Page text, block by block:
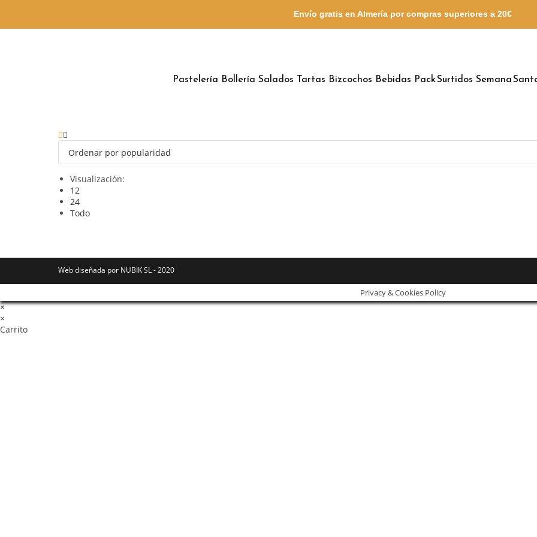
Envío gratis en Almería por compras superiores a 20€
Pastelería Bollería Salados Tartas Bizcochos Bebidas Pack Surtidos Semana
Visualización:
12
24
Todo
Web diseñada por NUBIK SL - 2020
Privacy & Cookies Policy
×
×
Carrito